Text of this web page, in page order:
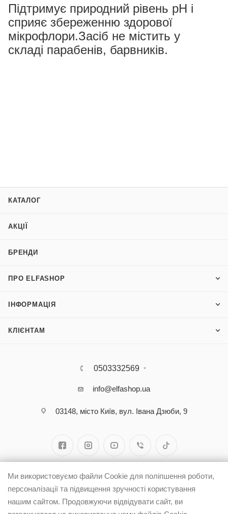
Підтримує природний рівень pH і
сприяє збереженню здорової
мікрофлори.Засіб не містить у
складі парабенів, барвників.
КАТАЛОГ
АКЦІЇ
БРЕНДИ
ПРО ELFASHOP
ІНФОРМАЦІЯ
КЛІЄНТАМ
0503332569
info@elfashop.ua
03148, місто Київ, вул. Івана Дзюби, 9
Ми використовуємо файли Cookie для поліпшення роботи,
персоналізації та підвищення зручності користування
нашим сайтом. Продовжуючи відвідувати сайт, ви